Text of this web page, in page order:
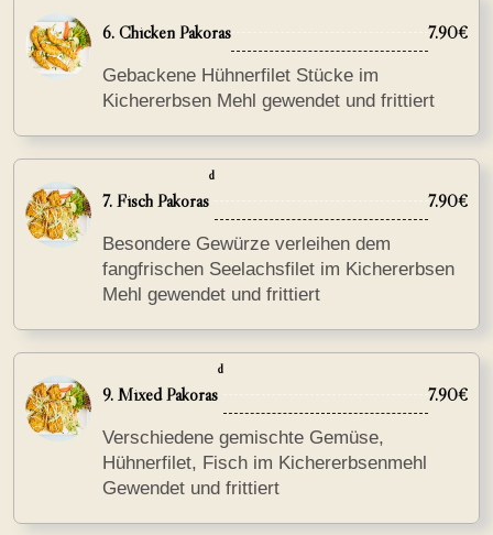
6. Chicken Pakoras 7.90€
Gebackene Hühnerfilet Stücke im
Kichererbsen Mehl gewendet und frittiert
7. Fisch Pakoras
d
7.90€
Besondere Gewürze verleihen dem
fangfrischen Seelachsfilet im Kichererbsen
Mehl gewendet und frittiert
9. Mixed Pakoras
d
7.90€
Verschiedene gemischte Gemüse,
Hühnerfilet, Fisch im Kichererbsenmehl
Gewendet und frittiert